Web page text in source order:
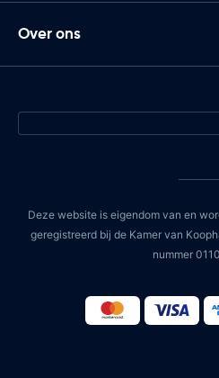
Over ons
Deze website is eigendom van en
geregistreerd bij de Kamer van
nummer